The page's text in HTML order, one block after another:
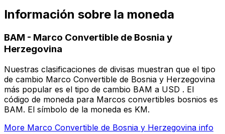
Información sobre la moneda
BAM - Marco Convertible de Bosnia y
Herzegovina
Nuestras clasificaciones de divisas muestran que el tipo
de cambio Marco Convertible de Bosnia y Herzegovina
más popular es el tipo de cambio BAM a USD . El
código de moneda para Marcos convertibles bosnios es
BAM. El símbolo de la moneda es KM.
More Marco Convertible de Bosnia y Herzegovina info